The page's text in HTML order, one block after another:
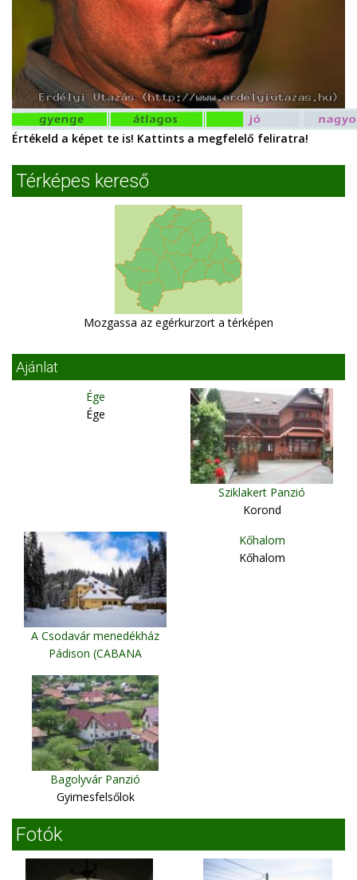
Értékeld a képet te is! Kattints a megfelelő feliratra!
Térképes kereső
Mozgassa az egérkurzort a térképen
Ajánlat
Ége
Ége
Sziklakert Panzió
Korond
A Csodavár menedékház
Pádison (CABANA
Pádis
Kőhalom
Kőhalom
Bagolyvár Panzió
Gyimesfelsőlok
Fotók